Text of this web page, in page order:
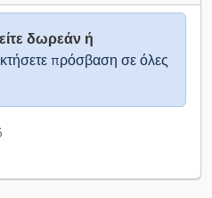
δωρεάν ή
πρόσβαση σε όλες